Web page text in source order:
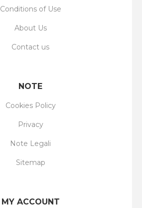
Conditions of Use
About Us
Contact us
NOTE
Cookies Policy
Privacy
Note Legali
Sitemap
MY ACCOUNT